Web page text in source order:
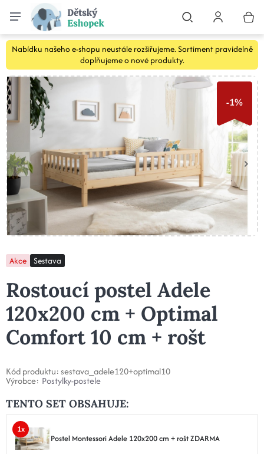
Nabídku našeho e-shopu neustále rozšiřujeme. Sortiment pravidelně
doplňujeme o nové produkty.
-1%
Akce Sestava
Rostoucí postel Adele
120x200 cm + Optimal
Comfort 10 cm + rošt
Kód produktu: sestava_adele120+optimal10
Výrobce: Postylky-postele
TENTO SET OBSAHUJE:
1x
Postel Montessori Adele 120x200 cm + rošt ZDARMA